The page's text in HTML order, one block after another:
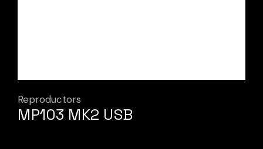
Reproductors
MP103 MK2 USB